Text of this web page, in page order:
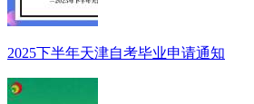
2025下半年天津自考毕业申请通知